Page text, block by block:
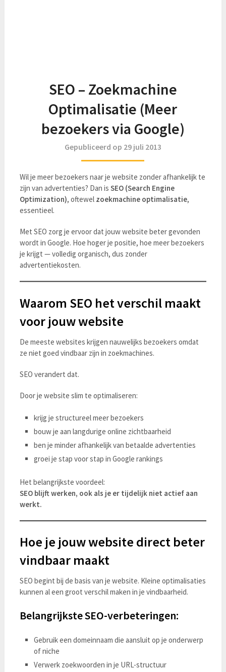
SEO – Zoekmachine
Optimalisatie (Meer
bezoekers via Google)
Gepubliceerd op 29 juli 2013
Wil je meer bezoekers naar je website zonder afhankelijk te
zijn van advertenties? Dan is SEO (Search Engine
Optimization), oftewel zoekmachine optimalisatie,
essentieel.
Met SEO zorg je ervoor dat jouw website beter gevonden
wordt in Google. Hoe hoger je positie, hoe meer bezoekers
je krijgt — volledig organisch, dus zonder
advertentiekosten.
Waarom SEO het verschil maakt
voor jouw website
De meeste websites krijgen nauwelijks bezoekers omdat
ze niet goed vindbaar zijn in zoekmachines.
SEO verandert dat.
Door je website slim te optimaliseren:
krijg je structureel meer bezoekers
bouw je aan langdurige online zichtbaarheid
ben je minder afhankelijk van betaalde advertenties
groei je stap voor stap in Google rankings
Het belangrijkste voordeel:
SEO blijft werken, ook als je er tijdelijk niet actief aan
werkt.
Hoe je jouw website direct beter
vindbaar maakt
SEO begint bij de basis van je website. Kleine optimalisaties
kunnen al een groot verschil maken in je vindbaarheid.
Belangrijkste SEO-verbeteringen:
Gebruik een domeinnaam die aansluit op je onderwerp
of niche
Verwerk zoekwoorden in je URL-structuur